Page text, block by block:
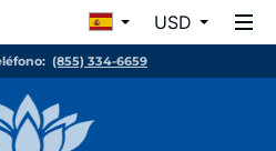
USD
(855) 334-6659